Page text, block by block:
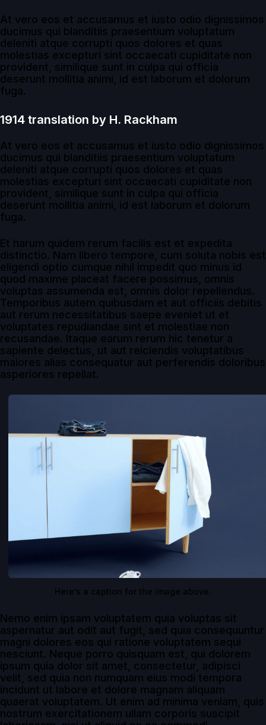
At vero eos et accusamus et iusto odio dignissimos
ducimus qui blanditiis praesentium voluptatum
deleniti atque corrupti quos dolores et quas
molestias excepturi sint occaecati cupiditate non
provident, similique sunt in culpa qui officia
deserunt mollitia animi, id est laborum et dolorum
fuga.
1914 translation by H. Rackham
At vero eos et accusamus et iusto odio dignissimos
ducimus qui blanditiis praesentium voluptatum
deleniti atque corrupti quos dolores et quas
molestias excepturi sint occaecati cupiditate non
provident, similique sunt in culpa qui officia
deserunt mollitia animi, id est laborum et dolorum
fuga.
Et harum quidem rerum facilis est et expedita
distinctio. Nam libero tempore, cum soluta nobis est
eligendi optio cumque nihil impedit quo minus id
quod maxime placeat facere possimus, omnis
voluptas assumenda est, omnis dolor repellendus.
Temporibus autem quibusdam et aut officiis debitis
aut rerum necessitatibus saepe eveniet ut et
voluptates repudiandae sint et molestiae non
recusandae. Itaque earum rerum hic tenetur a
sapiente delectus, ut aut reiciendis voluptatibus
maiores alias consequatur aut perferendis doloribus
asperiores repellat.
Here’s a caption for the image above.
Nemo enim ipsam voluptatem quia voluptas sit
aspernatur aut odit aut fugit, sed quia consequuntur
magni dolores eos qui ratione voluptatem sequi
nesciunt. Neque porro quisquam est, qui dolorem
ipsum quia dolor sit amet, consectetur, adipisci
velit, sed quia non numquam eius modi tempora
incidunt ut labore et dolore magnam aliquam
quaerat voluptatem. Ut enim ad minima veniam, quis
nostrum exercitationem ullam corporis suscipit